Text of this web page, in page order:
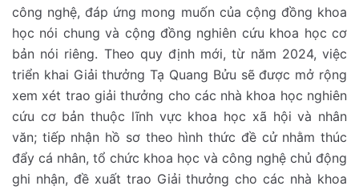
công nghệ, đáp ứng mong muốn của cộng đồng khoa
học nói chung và cộng đồng nghiên cứu khoa học cơ
bản nói riêng. Theo quy định mới, từ năm 2024, việc
triển khai Giải thưởng Tạ Quang Bửu sẽ được mở rộng
xem xét trao giải thưởng cho các nhà khoa học nghiên
cứu cơ bản thuộc lĩnh vực khoa học xã hội và nhân
văn; tiếp nhận hồ sơ theo hình thức đề cử nhằm thúc
đẩy cá nhân, tổ chức khoa học và công nghệ chủ động
ghi nhận, đề xuất trao Giải thưởng cho các nhà khoa